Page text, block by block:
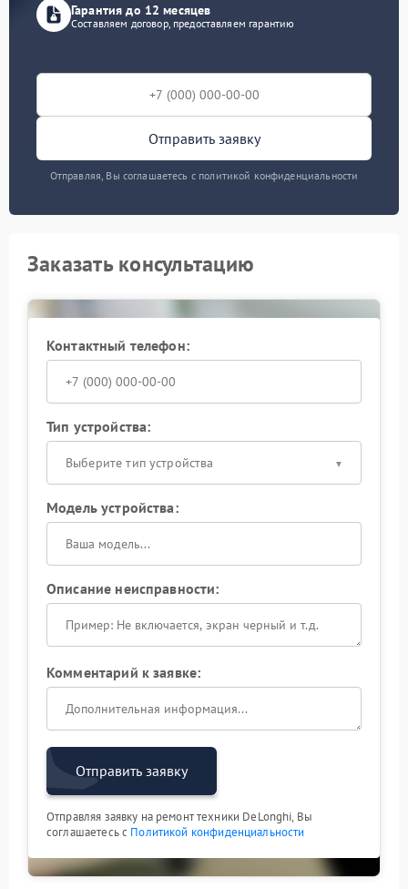
Гарантия до 12 месяцев
Составляем договор, предоставляем гарантию
Отправить заявку
Отправляя, Вы соглашаетесь с политикой конфиденциальности
Заказать консультацию
Контактный телефон:
Тип устройства:
Выберите тип устройства
Модель устройства:
Описание неисправности:
Комментарий к заявке:
Отправить заявку
Отправляя заявку на ремонт техники DeLonghi, Вы
соглашаетесь с Политикой конфиденциальности